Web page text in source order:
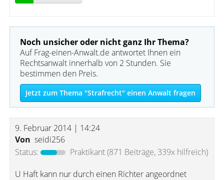
Noch unsicher oder nicht ganz Ihr Thema?
Auf Frag-einen-Anwalt.de antwortet Ihnen ein
Rechtsanwalt innerhalb von 2 Stunden. Sie
bestimmen den Preis.
Jetzt zum Thema "Strafrecht" einen Anwalt fragen
9. Februar 2014 | 14:24
Von seidi256
Status:
Praktikant(871 Beiträge, 339x hilfreich)
U Haft kann nur durch einen Richter angeordnet